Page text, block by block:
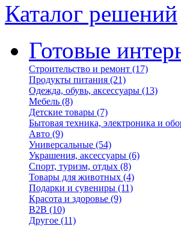
Каталог решений
Готовые
Строительство и ремонт (17)
Продукты питания (21)
Одежда, обувь, аксессуары (13)
Мебель (8)
Детские товары (7)
Бытовая техника, электроника и
Авто (9)
Универсальные (54)
Украшения, аксессуары (6)
Спорт, туризм, отдых (8)
Товары для животных (4)
Подарки и сувениры (11)
Красота и здоровье (9)
B2B (10)
Другое (11)